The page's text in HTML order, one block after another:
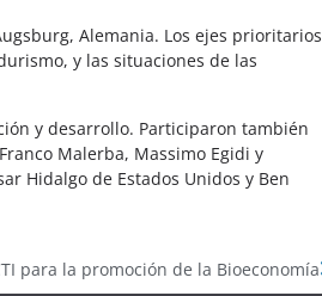
Alemania. Los ejes prioritarios
y las situaciones de las
y desarrollo. Participaron también
Malerba, Massimo Egidi y
Hidalgo de Estados Unidos y Ben
para la promoción de la Bioeconomía